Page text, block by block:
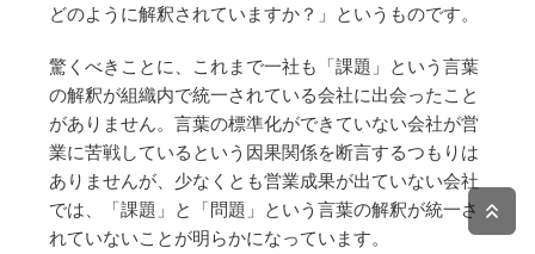
どのように解釈されていますか？」というものです。
驚くべきことに、これまで一社も「課題」という言葉
の解釈が組織内で統一されている会社に出会ったこと
がありません。言葉の標準化ができていない会社が営
業に苦戦しているという因果関係を断言するつもりは
ありませんが、少なくとも営業成果が出ていない会社
では、「課題」と「問題」という言葉の解釈が統一さ
れていないことが明らかになっています。